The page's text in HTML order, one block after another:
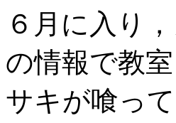
６月に入り
の情報で教
サキが喰っ